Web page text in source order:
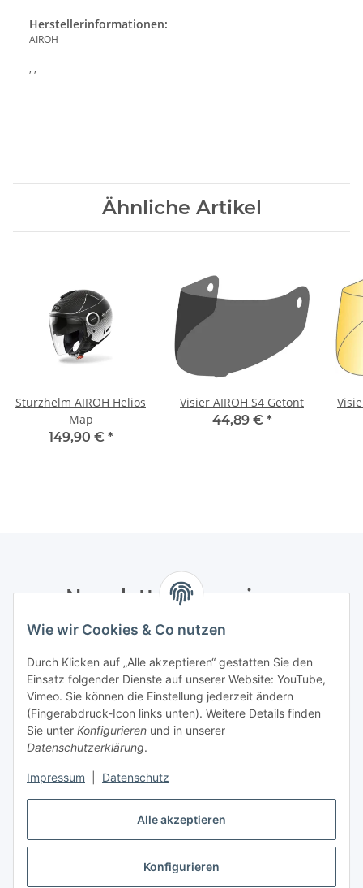
Alle akzeptieren
Konfigurieren
Wie wir Cookies & Co nutzen
Durch Klicken auf „Alle akzeptieren“ gestatten Sie den
Einsatz folgender Dienste auf unserer Website: YouTube,
Vimeo. Sie können die Einstellung jederzeit ändern
(Fingerabdruck-Icon links unten). Weitere Details finden
Sie unter Konfigurieren und in unserer
Datenschutzerklärung.
Impressum Datenschutz
Herstellerinformationen:
AIROH
, ,
Ähnliche Artikel
Sturzhelm AIROH Helios
Map
149,90 € *
Visier AIROH S4 Getönt
44,89 € *
Newsletter Abonnieren
Bitte senden Sie mir entsprechend Ihrer
Informationen zu Ihrem Produktsortiment per E-Mail zu.
Abonnieren
Newsletter Abonnieren
Gesetzliche Informationen
Vertrag widerrufen